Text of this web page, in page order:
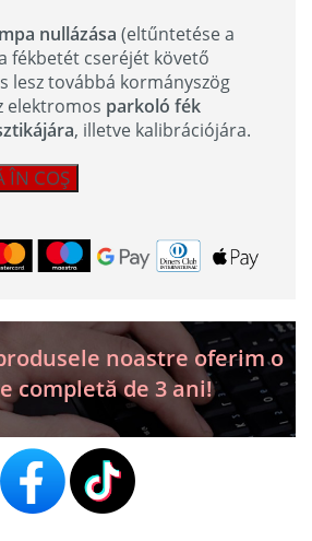
nullázása (eltűntetése a
fékbetét cseréjét követő
lesz továbbá kormányszög
elektromos parkoló fék
, illetve kalibrációjára.
ÎN COȘ
noastre oferim o
completă de 3 ani!